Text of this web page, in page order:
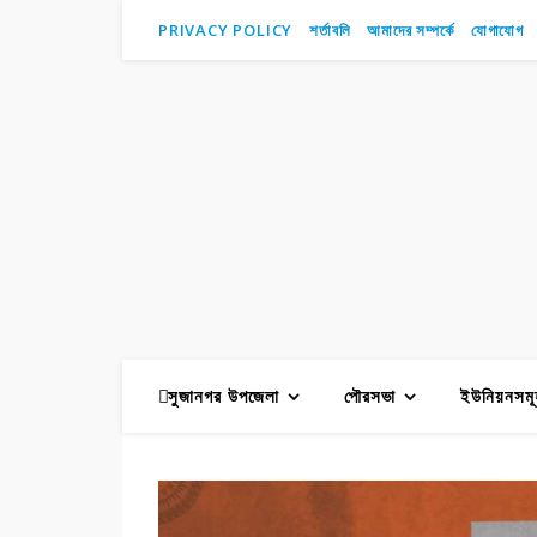
PRIVACY POLICY শর্তাবলি আমাদের সম্পর্কে যোগাযোগ
সুজানগর উপজেলা পৌরসভা